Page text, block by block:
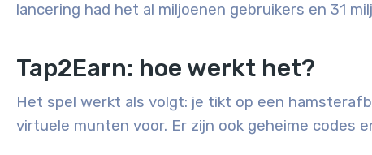
lancering had het al miljoenen gebruikers en 31
Tap2Earn: hoe werkt het?
Het spel werkt als volgt: je tikt op een
virtuele munten voor. Er zijn ook geheime codes